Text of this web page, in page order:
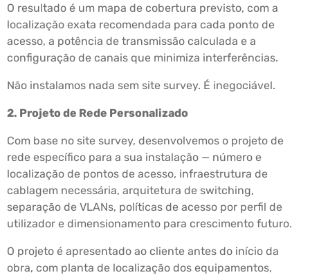
O resultado é um mapa de cobertura previsto, com a
localização exata recomendada para cada ponto de
acesso, a potência de transmissão calculada e a
configuração de canais que minimiza interferências.
Não instalamos nada sem site survey. É inegociável.
2. Projeto de Rede Personalizado
Com base no site survey, desenvolvemos o projeto de
rede específico para a sua instalação — número e
localização de pontos de acesso, infraestrutura de
cablagem necessária, arquitetura de switching,
separação de VLANs, políticas de acesso por perfil de
utilizador e dimensionamento para crescimento futuro.
O projeto é apresentado ao cliente antes do início da
obra, com planta de localização dos equipamentos,